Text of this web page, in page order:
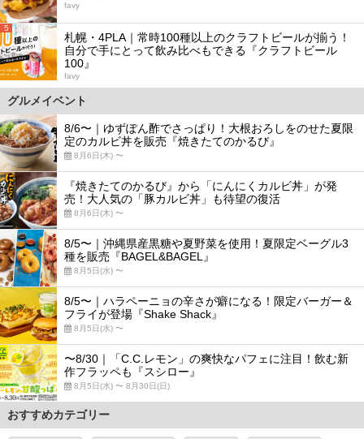
favy
5
札幌・4PLA｜常時100種以上のクラフトビールが揃う！
自分で手にとって飲み比べもできる『クラフトビール
100』
favy
グルメイベント
8/6〜｜ゆずぽん酢でさっぱり！大根おろしをのせた夏限
定のカルビ丼を販売『焼きたてのかるび』
8月6日(木) 〜
『焼きたてのかるび』から「にんにくカルビ丼」が発
売！大人気の「豚カルビ丼」も待望の復活
8月6日(木) 〜
8/5〜｜沖縄県産黒糖や夏野菜を使用！夏限定ベーグル3
種を販売『BAGEL&BAGEL』
8月5日(水) 〜
8/5〜｜ハラペーニョの辛さが癖になる！限定バーガー＆
フライが登場『Shake Shack』
8月5日(水) 〜
〜8/30｜「C.C.レモン」の爽快なパフェに注目！飲む新
作フラッペも『スシロー』
8月5日(水) 〜 8月30日(日)
おすすめカテゴリー